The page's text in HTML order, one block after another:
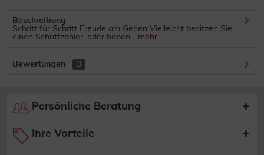
Beschreibung
Schritt für Schritt Freude am Gehen Vielleicht besitzen Sie
einen Schrittzähler, oder haben... mehr
Bewertungen 3
Persönliche Beratung
Ihre Vorteile